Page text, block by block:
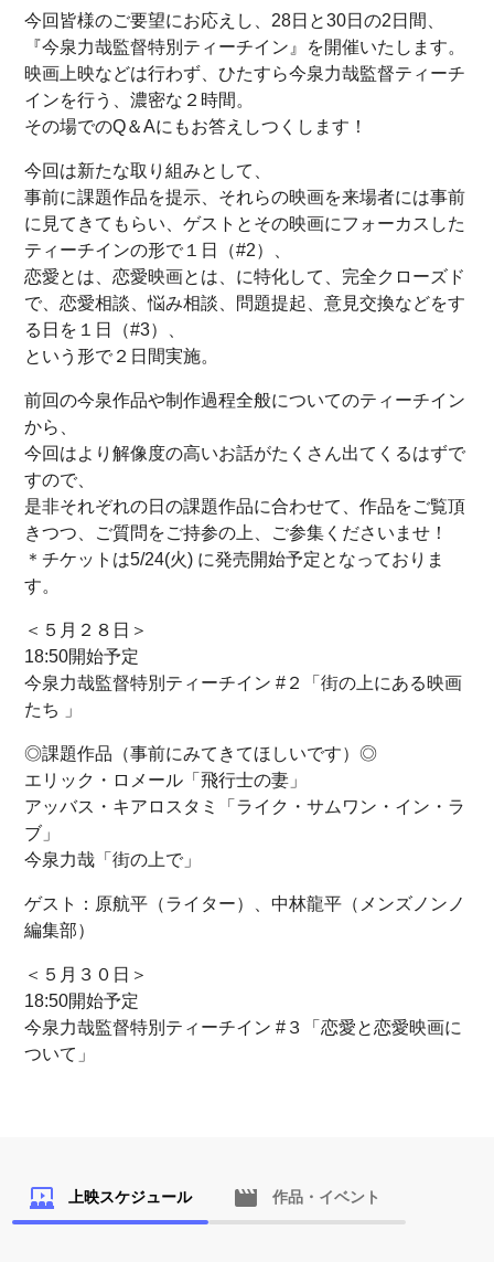
今回皆様のご要望にお応えし、28日と30日の2日間、
『今泉力哉監督特別ティーチイン』を開催いたします。
映画上映などは行わず、ひたすら今泉力哉監督ティーチ
インを行う、濃密な２時間。
その場でのQ＆Aにもお答えしつくします！
今回は新たな取り組みとして、
事前に課題作品を提示、それらの映画を来場者には事前
に見てきてもらい、ゲストとその映画にフォーカスした
ティーチインの形で１日（#2）、
恋愛とは、恋愛映画とは、に特化して、完全クローズド
で、恋愛相談、悩み相談、問題提起、意見交換などをす
る日を１日（#3）、
という形で２日間実施。
前回の今泉作品や制作過程全般についてのティーチイン
から、
今回はより解像度の高いお話がたくさん出てくるはずで
すので、
是非それぞれの日の課題作品に合わせて、作品をご覧頂
きつつ、ご質問をご持参の上、ご参集くださいませ！
＊チケットは5/24(火) に発売開始予定となっておりま
す。
＜５月２８日＞
18:50開始予定
今泉力哉監督特別ティーチイン #２「街の上にある映画
たち 」
◎課題作品（事前にみてきてほしいです）◎
エリック・ロメール「飛行士の妻」
アッバス・キアロスタミ「ライク・サムワン・イン・ラ
ブ」
今泉力哉「街の上で」
ゲスト：原航平（ライター）、中林龍平（メンズノンノ
編集部）
＜５月３０日＞
18:50開始予定
今泉力哉監督特別ティーチイン #３「恋愛と恋愛映画に
ついて」
上映スケジュール 作品・イベント